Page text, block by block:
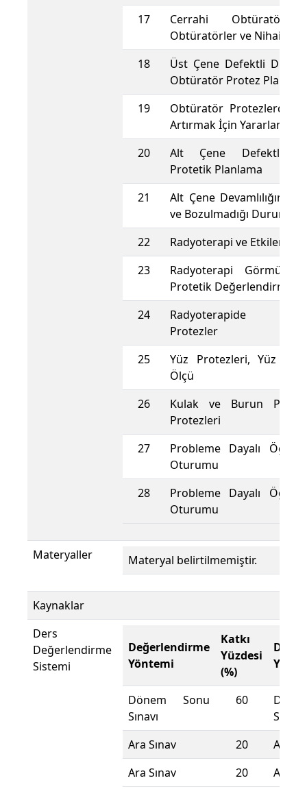
17
Cerrahi
Obtüratörler ve Nihai
18
Üst Çene Defektli Dişli
Obtüratör Protez
19
Obtüratör Protezlerde
Artırmak İçin Yararlanılan
20
Alt Çene Defektli
Protetik Planlama
21
Alt Çene Devamlılığının
ve Bozulmadığı Durumlar
22
Radyoterapi ve Etkileri
23
Radyoterapi Görmüş
Protetik Değerlendirme
24
Radyoterapide
Protezler
25
Yüz Protezleri, Yüz
Ölçü
26
Kulak ve Burun
Protezleri
27
Probleme Dayalı
Oturumu
28
Probleme Dayalı
Oturumu
Materyaller Materyal belirtilmemiştir.
Kaynaklar
Ders
Değerlendirme
Sistemi
Değerlendirme
Yöntemi
Katkı
Yüzdesi
(%)
Dönem Sonu
Sınavı
60
Sınavı
Ara Sınav
20
Ara
Ara Sınav
20 Ara